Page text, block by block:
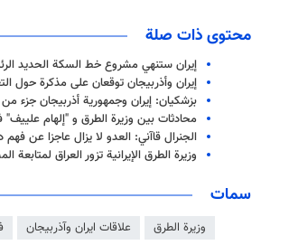
محتوى ذات صلة
إيران ستنهي مشروع خط السكة الحديد
إيران وأذربيجان توقعان على مذكرة حول
بزشكيان: إيران وجمهورية أذربيجان جزء
محادثات بين وزيرة الطرق و "إلهام علييف"
الجنرال قاآني: العدو لا يزال عاجزا عن فهم
وزيرة الطرق الإيرانية تزور العراق
سمات
وزيرة الطرق علاقات ايران وآذربيجان